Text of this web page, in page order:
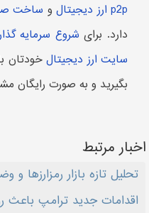
p2p ارز دیجیتال
و ساخت
دارد. برای شروع سرمایه
سایت ارز دیجیتالخودتان
بگیرید و به صورت رایگان
اخبار مرتبط
تحلیل تازه بازار رمزارزها
اقدامات جدید ترامپ باعث